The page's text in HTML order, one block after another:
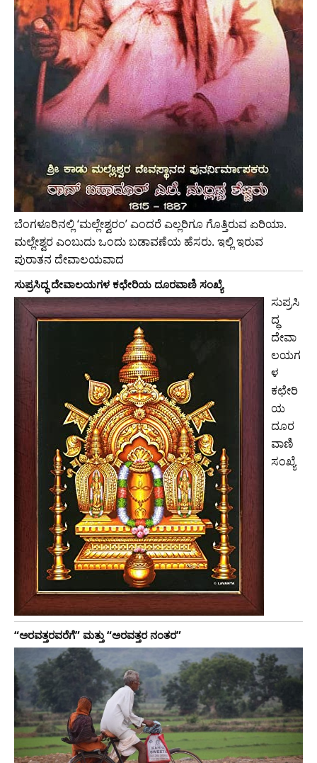
ಬೆಂಗಳೂರಿನಲ್ಲಿ ‘ಮಲ್ಲೇಶ್ವರಂ’ ಎಂದರೆ ಎಲ್ಲರಿಗೂ ಗೊತ್ತಿರುವ ಏರಿಯಾ.
ಮಲ್ಲೇಶ್ವರ ಎಂಬುದು ಒಂದು ಬಡಾವಣೆಯ ಹೆಸರು. ಇಲ್ಲಿ ಇರುವ
ಪುರಾತನ ದೇವಾಲಯವಾದ
ಸುಪ್ರಸಿದ್ಧ ದೇವಾಲಯಗಳ ಕಛೇರಿಯ ದೂರವಾಣಿ ಸಂಖ್ಯೆ
ಸುಪ್ರಸಿ
ದ್ಧ
ದೇವಾ
ಲಯಗ
ಳ
ಕಛೇರಿ
ಯ
ದೂರ
ವಾಣಿ
ಸಂಖ್ಯೆ
“ಅರವತ್ತರವರೆಗೆ” ಮತ್ತು “ಅರವತ್ತರ ನಂತರ”